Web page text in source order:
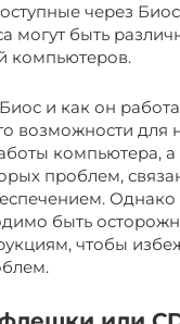
через
могут быть
компьютеров.
и как он
возможности для
компьютера, а
проблем,
Однако
быть
чтобы